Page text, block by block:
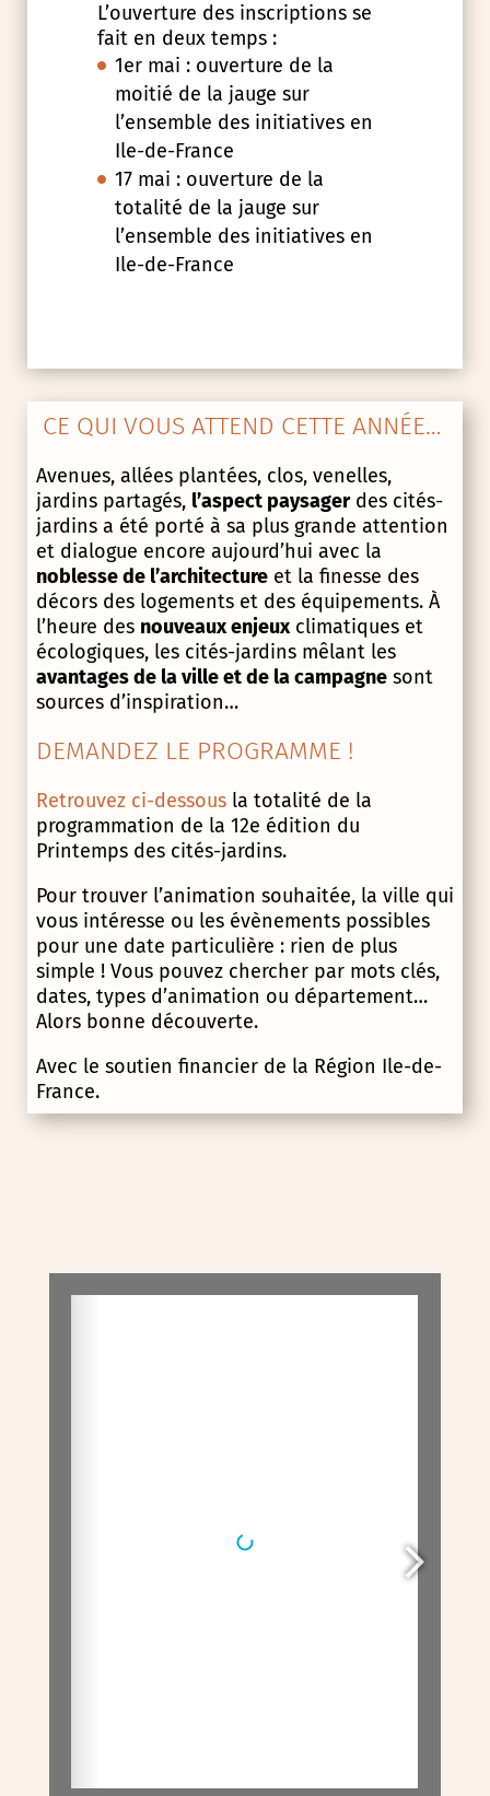
L’ouverture des inscriptions se
fait en deux temps :
1er mai : ouverture de la
moitié de la jauge sur
l’ensemble des initiatives en
Ile-de-France
17 mai : ouverture de la
totalité de la jauge sur
l’ensemble des initiatives en
Ile-de-France
CE QUI VOUS ATTEND CETTE ANNÉE…
Avenues, allées plantées, clos, venelles,
jardins partagés, l’aspect paysagerdes cités-
jardins a été porté à sa plus grande attention
et dialogue encore aujourd’hui avec la
noblesse de l’architectureet la finesse des
décors des logements et des équipements. À
l’heure des nouveaux enjeuxclimatiques et
écologiques, les cités-jardins mêlant les
avantages de la ville et de la campagnesont
sources d’inspiration…
DEMANDEZ LE PROGRAMME !
Retrouvez ci-dessousla totalité de la
programmation de la 12e édition du
Printemps des cités-jardins.
Pour trouver l’animation souhaitée, la ville qui
vous intéresse ou les évènements possibles
pour une date particulière : rien de plus
simple ! Vous pouvez chercher par mots clés,
dates, types d’animation ou département…
Alors bonne découverte.
Avec le soutien financier de la Région Ile-de-
France.